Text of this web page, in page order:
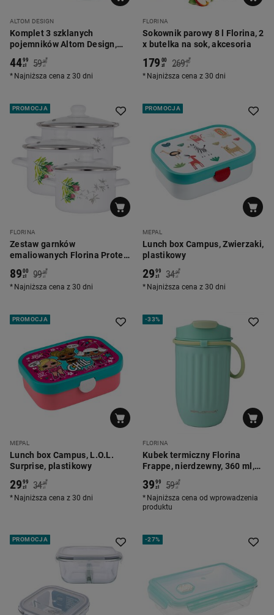
ALTOM DESIGN
Komplet 3 szklanych
pojemników Altom Design,
okrągłe, 400 ml, 600 ml, 950
ml
4499
zł 59 90
zł
*
Najniższa cena z 30 dni
FLORINA
Sokownik parowy 8 l Florina, 2
x butelka na sok, akcesoria
179 00
zł 269 00
zł
*
Najniższa cena z 30 dni
PROMOCJA
FLORINA
Zestaw garnków
emaliowanych Florina Protea,
6 elementów
8900
zł 99 00
zł
*
Najniższa cena z 30 dni
PROMOCJA
MEPAL
Lunch box Campus, Zwierzaki,
plastikowy
2999
zł 34 99
zł
*
Najniższa cena z 30 dni
PROMOCJA
MEPAL
Lunch box Campus, L.O.L.
Surprise, plastikowy
2999
zł 34 99
zł
*
Najniższa cena z 30 dni
-33%
FLORINA
Kubek termiczny Florina
Frappe, nierdzewny, 360 ml,
3999
zł 59 90
zł
*
Najniższa cena od wprowadzenia
produktu
PROMOCJA -27%